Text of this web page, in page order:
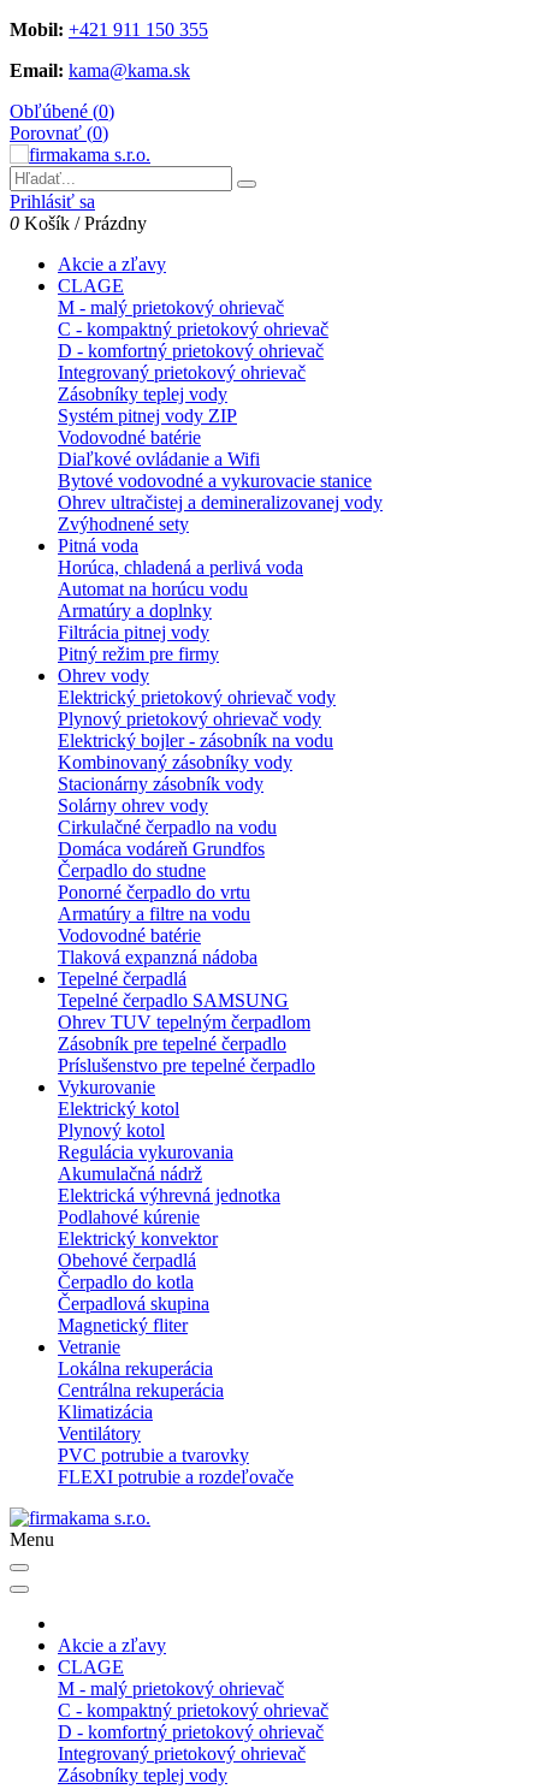
Mobil: +421 911 150 355
Email: kama@kama.sk
Obľúbené (0)
Porovnať (0)
Prihlásiť sa
0 Košík /Prázdny
Akcie a zľavy
CLAGE
M - malý prietokový ohrievač
C - kompaktný prietokový ohrievač
D - komfortný prietokový ohrievač
Integrovaný prietokový ohrievač
Zásobníky teplej vody
Systém pitnej vody ZIP
Vodovodné batérie
Diaľkové ovládanie a Wifi
Bytové vodovodné a vykurovacie stanice
Ohrev ultračistej a demineralizovanej vody
Zvýhodnené sety
Pitná voda
Horúca, chladená a perlivá voda
Automat na horúcu vodu
Armatúry a doplnky
Filtrácia pitnej vody
Pitný režim pre firmy
Ohrev vody
Elektrický prietokový ohrievač vody
Plynový prietokový ohrievač vody
Elektrický bojler - zásobník na vodu
Kombinovaný zásobníky vody
Stacionárny zásobník vody
Solárny ohrev vody
Cirkulačné čerpadlo na vodu
Domáca vodáreň Grundfos
Čerpadlo do studne
Ponorné čerpadlo do vrtu
Armatúry a filtre na vodu
Vodovodné batérie
Tlaková expanzná nádoba
Tepelné čerpadlá
Tepelné čerpadlo SAMSUNG
Ohrev TUV tepelným čerpadlom
Zásobník pre tepelné čerpadlo
Príslušenstvo pre tepelné čerpadlo
Vykurovanie
Elektrický kotol
Plynový kotol
Regulácia vykurovania
Akumulačná nádrž
Elektrická výhrevná jednotka
Podlahové kúrenie
Elektrický konvektor
Obehové čerpadlá
Čerpadlo do kotla
Čerpadlová skupina
Magnetický fliter
Vetranie
Lokálna rekuperácia
Centrálna rekuperácia
Klimatizácia
Ventilátory
PVC potrubie a tvarovky
FLEXI potrubie a rozdeľovače
Menu
Akcie a zľavy
CLAGE
M - malý prietokový ohrievač
C - kompaktný prietokový ohrievač
D - komfortný prietokový ohrievač
Integrovaný prietokový ohrievač
Zásobníky teplej vody